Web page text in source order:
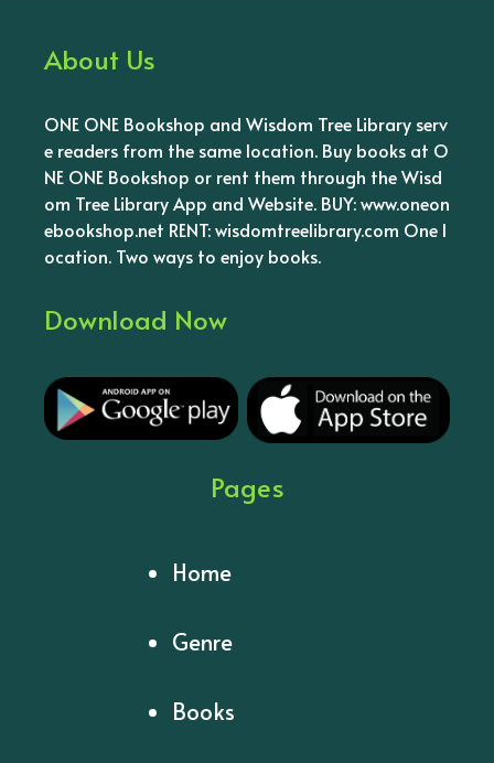
About Us
ONE ONE Bookshop and Wisdom Tree Library serv
e readers from the same location. Buy books at O
NE ONE Bookshop or rent them through the Wisd
om Tree Library App and Website. BUY: www.oneon
ebookshop.net RENT: wisdomtreelibrary.com One l
ocation. Two ways to enjoy books.
Download Now
Pages
Home
Genre
Books